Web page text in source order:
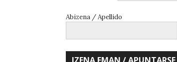
Abizena / Apellido